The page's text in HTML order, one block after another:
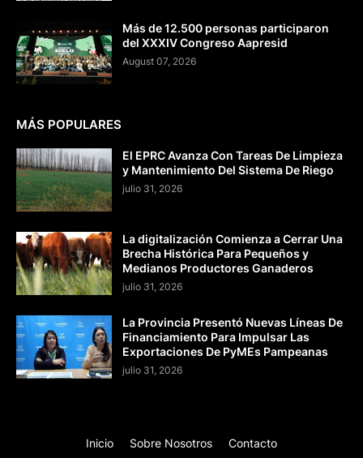
Más de 12.500 personas participaron
del XXXIV Congreso Aapresid
August 07, 2026
MÁS POPULARES
El EPRC Avanza Con Tareas De Limpieza
y Mantenimiento Del Sistema De Riego
julio 31, 2026
La digitalización Comienza a Cerrar Una
Brecha Histórica Para Pequeños y
Medianos Productores Ganaderos
julio 31, 2026
La Provincia Presentó Nuevas Líneas De
Financiamiento Para Impulsar Las
Exportaciones De PyMEs Pampeanas
julio 31, 2026
Inicio Sobre Nosotros
Contacto